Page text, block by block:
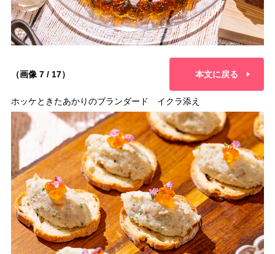
（画像 7 / 17） 本文に戻る
ホッケときたあかりのブランダード イクラ添え